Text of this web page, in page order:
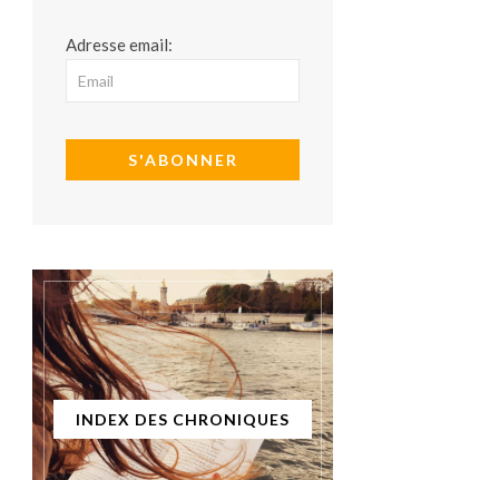
Adresse email:
INDEX DES CHRONIQUES